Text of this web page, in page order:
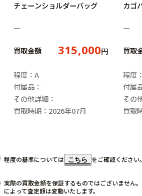
チェーンショルダーバッグ
―
買取金額 315,000円
程度：A
付属品：―
その他詳細：―
買取時期：2026年07月
カゴ
―
買取
程度
付属
その
買取
程度の基準については こちら をご確認ください。
実際の買取金額を保証するものではございません
によって査定額は変動いたします。